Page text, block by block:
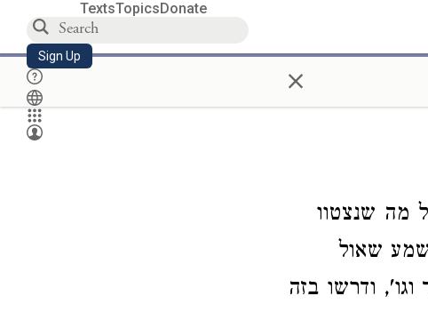
TextsTopicsDonate
Sign Up ×
מה שנצטוו
שאול
ודרשו בזה